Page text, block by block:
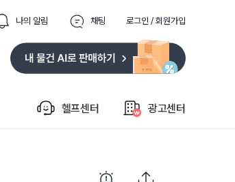
나의 알림 채팅 로그인 / 회원가입
헬프센터 광고센터